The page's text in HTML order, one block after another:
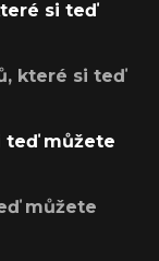
si teď
které si teď
teď můžete
můžete